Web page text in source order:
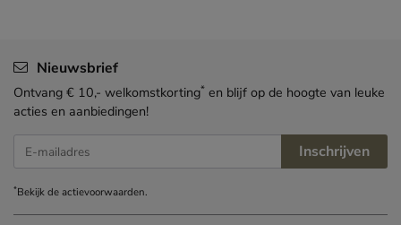
Nieuwsbrief
Ontvang € 10,- welkomstkorting* en blijf op de hoogte van leuke
acties en aanbiedingen!
E-mailadres Inschrijven
*Bekijk deactievoorwaarden.